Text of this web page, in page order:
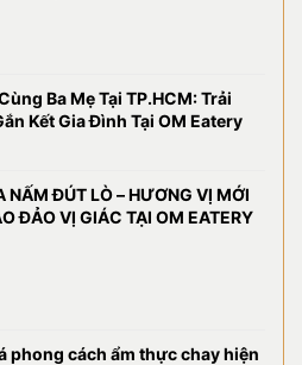
Ba Mẹ Tại TP.HCM: Trải
Kết Gia Đình Tại OM Eatery
NẤM ĐÚT LÒ – HƯƠNG VỊ MỚI
ĐẢO VỊ GIÁC TẠI OM EATERY
phong cách ẩm thực chay hiện